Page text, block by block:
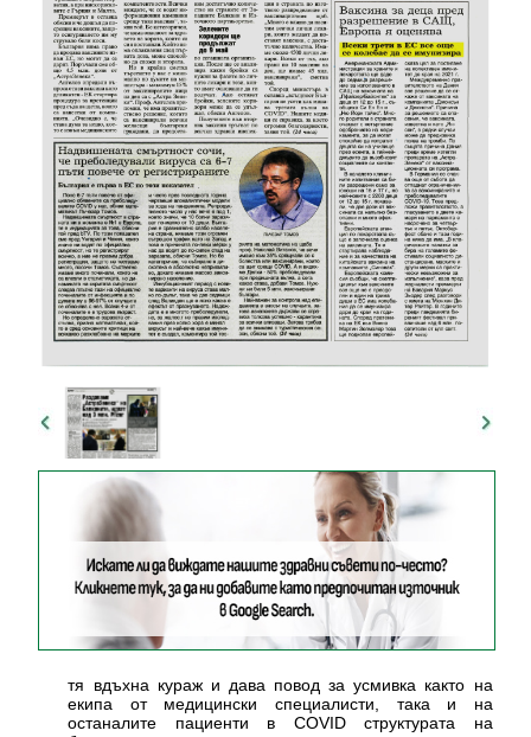
тя вдъхна кураж и дава повод за усмивка както на
екипа от медицински специалисти, така и на
останалите пациенти в COVID структурата на